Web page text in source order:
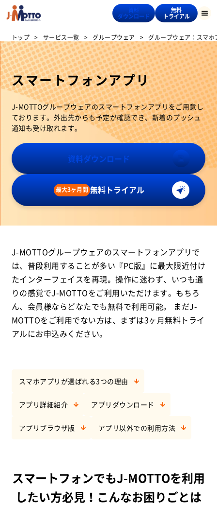
資料
ダウンロード
無料
トライアル
トップ サービス一覧 グループウェア グループウェア：スマホ
スマートフォンアプリ
J-MOTTOグループウェアのスマートフォンアプリをご用意し
ております。外出先からも予定が確認でき、新着のプッシュ
通知も受け取れます。
資料ダウンロード
最大3ヶ月間 無料トライアル
J-MOTTOグループウェアのスマートフォンアプリで
は、普段利用することが多い『PC版』に最大限近付け
たインターフェイスを再現。操作に迷わず、いつも通
りの感覚でJ-MOTTOをご利用いただけます。もちろ
ん、会員様ならどなたでも無料で利用可能。 まだJ-
MOTTOをご利用でない方は、まずは3ヶ月無料トライ
アルにお申込みください。
スマホアプリが選ばれる3つの理由
アプリ詳細紹介 アプリダウンロード
アプリブラウザ版 アプリ以外での利用方法
スマートフォンでもJ-MOTTOを利用
したい方必見！こんなお困りごとは